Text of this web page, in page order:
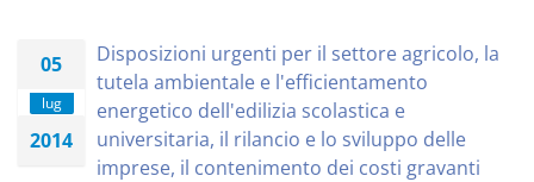
05
lug
2014
Disposizioni urgenti per il settore agricolo, la
tutela ambientale e l'efficientamento
energetico dell'edilizia scolastica e
universitaria, il rilancio e lo sviluppo delle
imprese, il contenimento dei costi gravanti